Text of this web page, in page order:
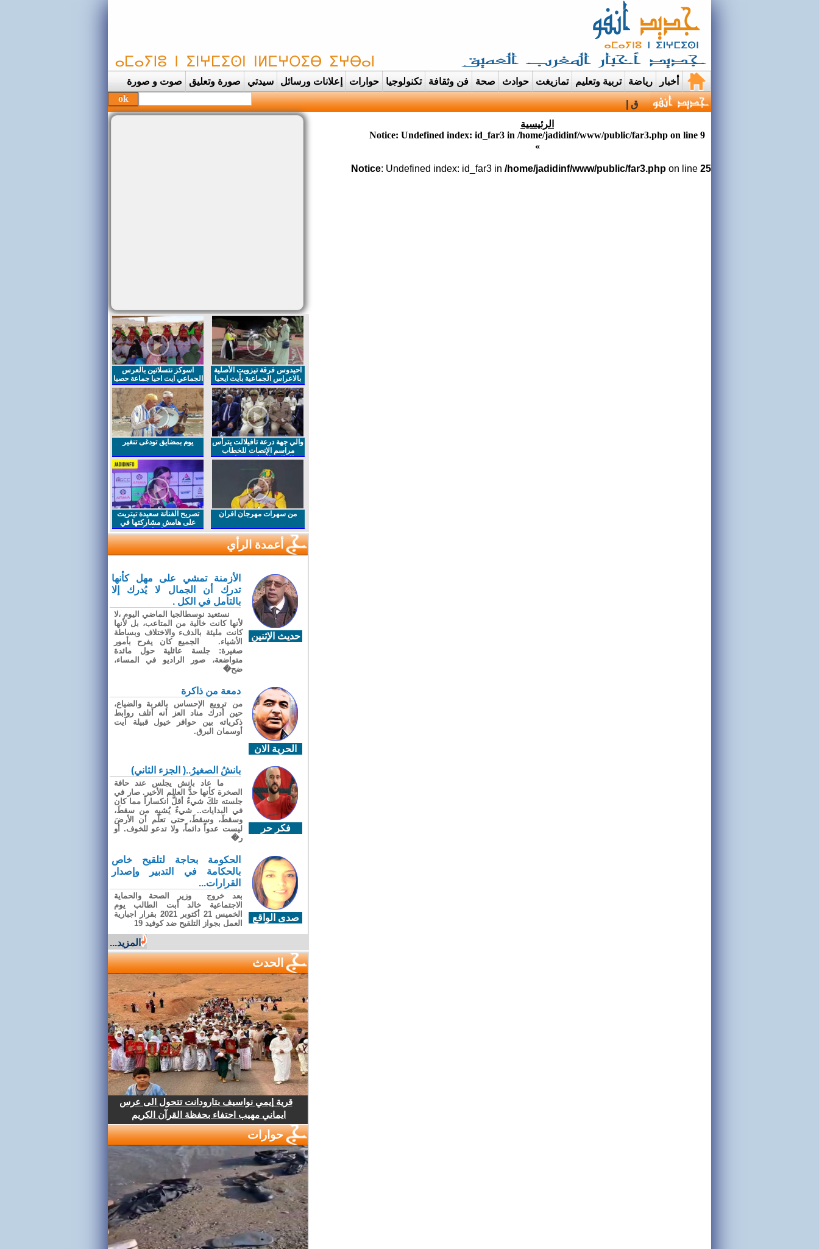
أخبار رياضة تربية وتعليم تمازيغت حوادث صحة فن وثقافة تكنولوجيا حوارات إعلانات ورسائل سيدتي صورة وتعليق صوت و صورة
قرية إيمي نواسيف بتارودانت تتحول الى عرس |
الرئيسية
Notice: Undefined index: id_far3 in /home/jadidinf/www/public/far3.php on line 9
»
Notice: Undefined index: id_far3 in /home/jadidinf/www/public/far3.php on line 25
احيدوس فرقة تيزويت الأصلية
بالاعراس الجماعية بأيت ايحيا
اسوكز نتسلاتين بالعرس
الجماعي ايت احيا جماعة حصيا
والي جهة درعة تافيلالت يترأس
مراسم الإنصات للخطاب
الملكي السامي بمناسبة
يوم بمضايق تودغى تنغير
من سهرات مهرجان افران
تصريح الفنانة سعيدة تيتريت
على هامش مشاركتها في
مهرجان افران
أعمدة الرأي
حديث الإثنين
الأزمنة تمشي على مهل كأنها
تدرك أن الجمال لا يُدرك إلا
بالتأمل في الكل .
نستعيد نوسطالجيا الماضي اليوم ،لا
لأنها كانت خالية من المتاعب، بل لأنها
كانت مليئة بالدفء والاختلاف وبساطة
الأشياء. الجميع كان يفرح بأمور
صغيرة: جلسة عائلية حول مائدة
متواضعة، صور الراديو في المساء،
ضح�
الحرية الان
دمعة من ذاكرة
من ترويع الإحساس بالغربة والضياع،
حين أدرك مناد العز أنه أتلف روابط
ذكرياته بين حوافر خيول قبيلة آيت
أوسمان البرق.
فكر حر
بانشُ الصغيرُ..( الجزء الثاني)
ما عاد بانش يجلس عند حافة
الصخرة كأنها حدُّ العالم الأخير. صار في
جلسته تلكَ شيءٌ أقلُّ انكساراً مما كان
في البدايات.. شيءٌ يُشبِه من سقطَ،
وسقطَ، وسقطَ، حتى تعلّم أن الأرضَ
ليست عدواً دائماً، ولا تدعو للخوف. أو
ر�
صدى الواقع
الحكومة بحاجة لتلقيح خاص
بالحكامة في التدبير وإصدار
القرارات...
بعد خروج وزير الصحة والحماية
الاجتماعية خالد أبت الطالب يوم
الخميس 21 أكتوبر 2021 بقرار اجبارية
العمل بجواز التلقيح ضد كوفيد 19
المزيد...
الحدث
قرية إيمي نواسيف بتارودانت تتحول الى عرس
ايماني مهيب احتفاء بحفظة القرآن الكريم
حوارات